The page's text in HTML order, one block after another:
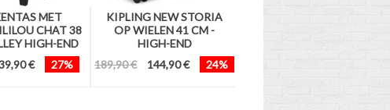
MET
CHAT 38
HIGH-END
€ 27%
KIPLING NEW STORIA
OP WIELEN 41 CM -
HIGH-END
189,90 €
144,90 € 24%